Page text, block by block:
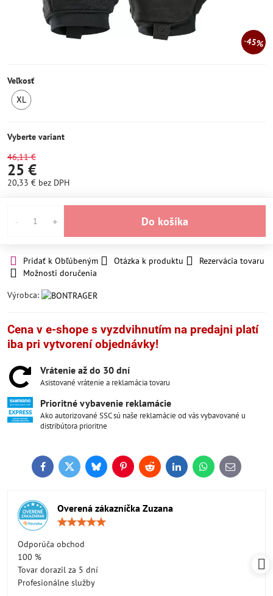
45%
Veľkosť
XL
Vyberte variant
46,11 €
25 €
20,33 € bez DPH
Do košíka
Pridať k Obľúbeným Otázka k produktu
Rezervácia tovaru
Možnosti doručenia
Výrobca:
Cena v e-shope s vyzdvihnutím na predajni platí
iba pri vytvorení objednávky!
Vrátenie až do 30 dní
Asistované vrátenie a reklamácia tovaru
Prioritné vybavenie reklamácie
Ako autorizované SSC sú naše reklamácie od vás vybavované u
distribútora prioritne
FacebookTwitterBlueskyPinterestReddit LinkedInWhatsApp
E-
mail
Overená zákazníčka Zuzana
Odporúča obchod
100 %
Tovar dorazil za 5 dní
Profesionálne služby